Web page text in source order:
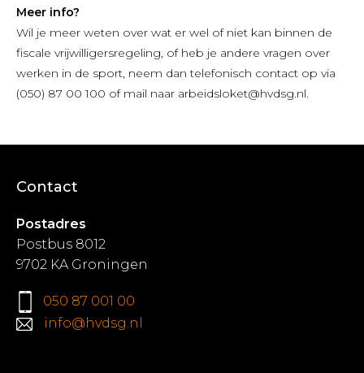
Meer info?
Wil je meer weten over wat er wel of niet kan binnen de
fiscale vrijwilligersregeling, of heb je andere vragen over
werken in de sport, neem dan telefonisch contact op via
(050) 87 00 100 of mail naar arbeidsloket@hvdsg.nl.
Contact
Postadres
Postbus 8012
9702 KA Groningen
050 87 001 00
info@hvdsg.nl